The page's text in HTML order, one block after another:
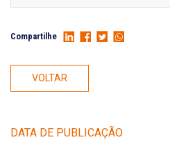
Compartilhe
VOLTAR
DATA DE PUBLICAÇÃO